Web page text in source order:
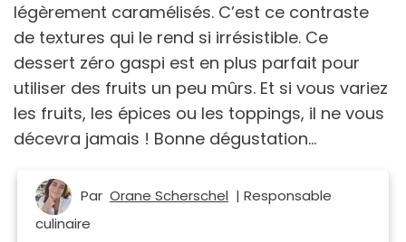
légèrement caramélisés. C’est ce contraste
de textures qui le rend si irrésistible. Ce
dessert zéro gaspi est en plus parfait pour
utiliser des fruits un peu mûrs. Et si vous variez
les fruits, les épices ou les toppings, il ne vous
décevra jamais ! Bonne dégustation...
Par Orane Scherschel | Responsable
culinaire